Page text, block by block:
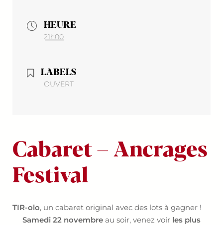
HEURE
21h00
LABELS
OUVERT
Cabaret – Ancrages
Festival
TIR-olo, un cabaret original avec des lots à gagner !
Samedi 22 novembre au soir, venez voir les plus